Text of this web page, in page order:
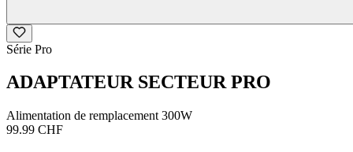
Série Pro
ADAPTATEUR SECTEUR PRO
Alimentation de remplacement 300W
99.99 CHF